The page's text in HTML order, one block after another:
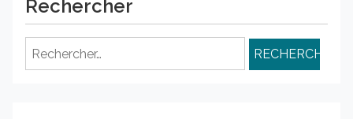
Rechercher
Rechercher :